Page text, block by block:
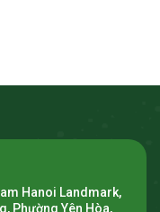
Hanoi Landmark,
Phường Yên Hòa,